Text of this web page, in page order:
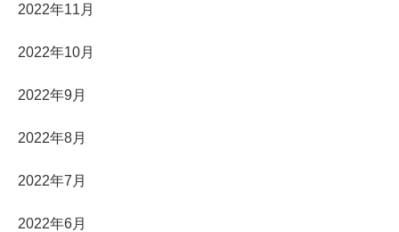
2022年11月
2022年10月
2022年9月
2022年8月
2022年7月
2022年6月